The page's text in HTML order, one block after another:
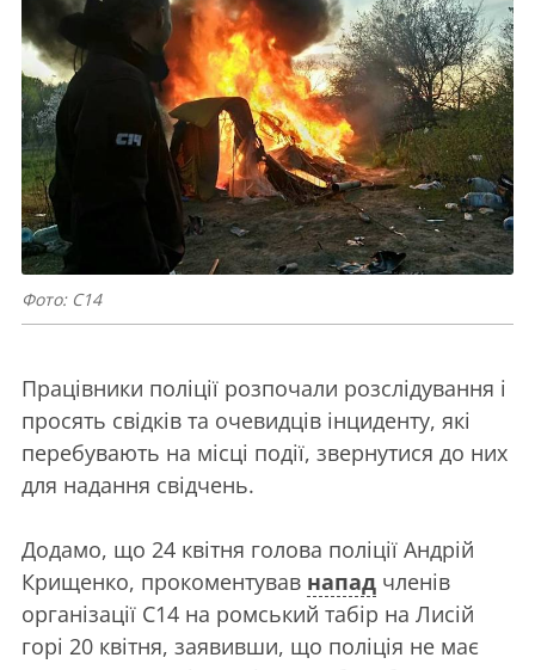
Фото: C14
Працівники поліції розпочали розслідування і
просять свідків та очевидців інциденту, які
перебувають на місці події, звернутися до них
для надання свідчень.
Додамо, що 24 квітня голова поліції Андрій
Крищенко, прокоментував напад членів
організації С14 на ромський табір на Лисій
горі 20 квітня, заявивши, що поліція не має